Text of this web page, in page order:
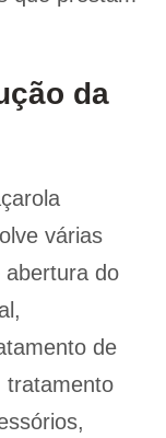
da
várias
abertura do
de
tratamento